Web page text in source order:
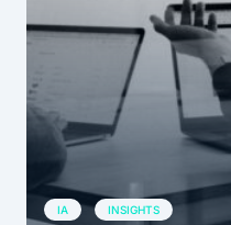
IA INSIGHTS